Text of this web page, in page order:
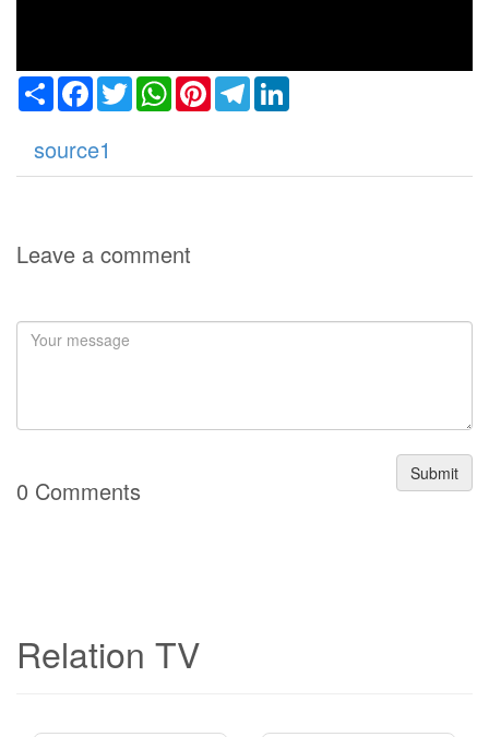
ShareFacebook
TwitterWhatsApp
PinterestTelegram
source1
Leave a comment
Submit
0 Comments
Relation TV